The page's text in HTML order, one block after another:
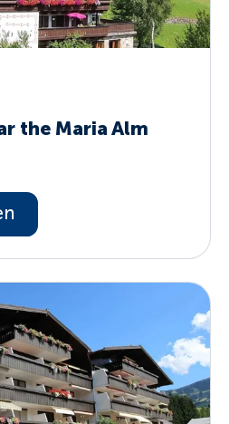
the Maria Alm